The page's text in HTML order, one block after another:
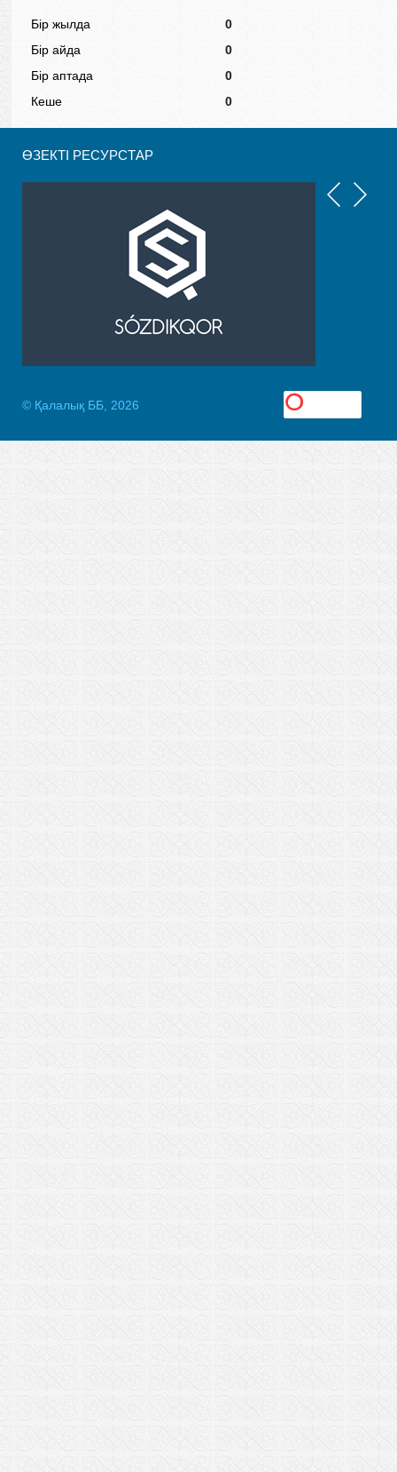
Бір жылда
0
Бір айда
0
Бір аптада
0
Кеше
0
ӨЗЕКТІ РЕСУРСТАР
© Қалалық ББ, 2026